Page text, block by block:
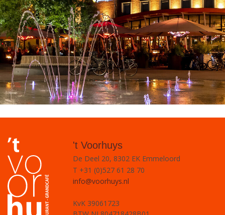
't Voorhuys
De Deel 20, 8302 EK Emmeloord
T +31 (0)527 61 28 70
info@voorhuys.nl
KvK 39061723